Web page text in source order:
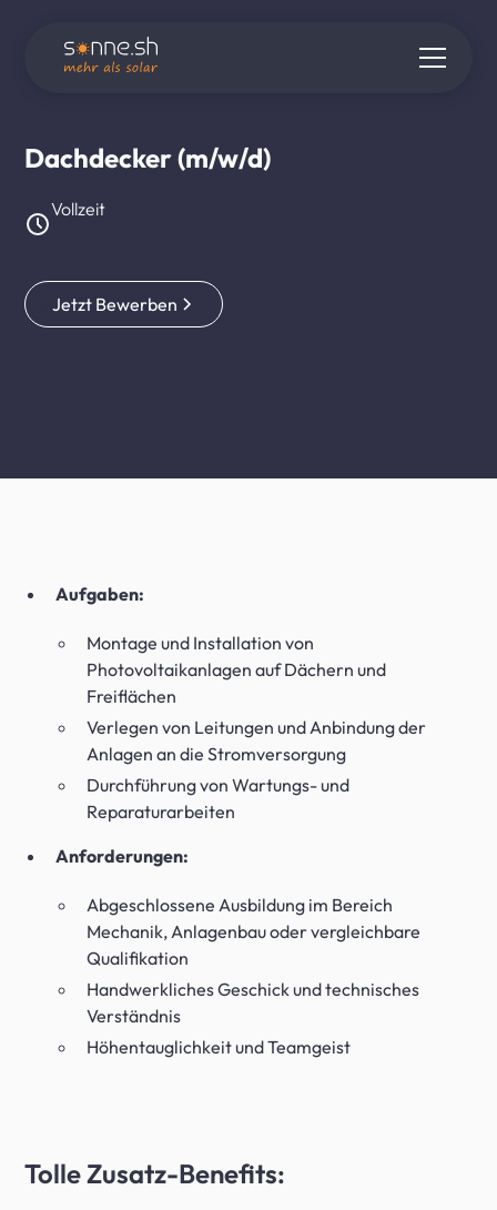
Dachdecker (m/w/d)
Vollzeit
Jetzt Bewerben
Aufgaben:
Montage und Installation von
Photovoltaikanlagen auf Dächern und
Freiflächen
Verlegen von Leitungen und Anbindung der
Anlagen an die Stromversorgung
Durchführung von Wartungs- und
Reparaturarbeiten
Anforderungen:
Abgeschlossene Ausbildung im Bereich
Mechanik, Anlagenbau oder vergleichbare
Qualifikation
Handwerkliches Geschick und technisches
Verständnis
Höhentauglichkeit und Teamgeist
Tolle Zusatz-Benefits: